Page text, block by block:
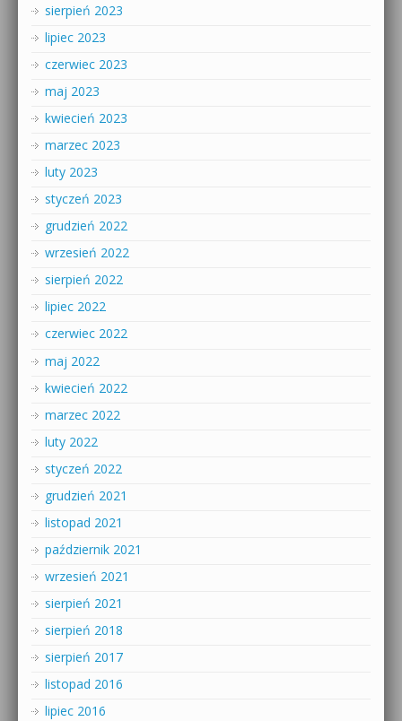
sierpień 2023
lipiec 2023
czerwiec 2023
maj 2023
kwiecień 2023
marzec 2023
luty 2023
styczeń 2023
grudzień 2022
wrzesień 2022
sierpień 2022
lipiec 2022
czerwiec 2022
maj 2022
kwiecień 2022
marzec 2022
luty 2022
styczeń 2022
grudzień 2021
listopad 2021
październik 2021
wrzesień 2021
sierpień 2021
sierpień 2018
sierpień 2017
listopad 2016
lipiec 2016